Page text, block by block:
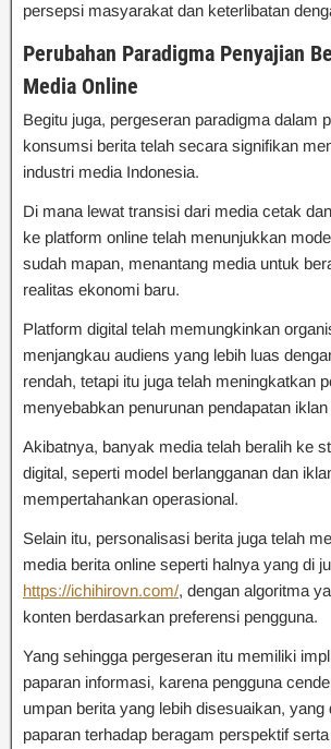
persepsi masyarakat dan keterlibatan
Perubahan Paradigma Penyajian
Media Online
Begitu juga, pergeseran paradigma dalam
konsumsi berita telah secara signifikan
industri media Indonesia.
Di mana lewat transisi dari media cetak
ke platform online telah menunjukkan
sudah mapan, menantang media untuk
realitas ekonomi baru.
Platform digital telah memungkinkan
menjangkau audiens yang lebih luas
rendah, tetapi itu juga telah meningkatkan
menyebabkan penurunan pendapatan
Akibatnya, banyak media telah beralih ke
digital, seperti model berlangganan dan
mempertahankan operasional.
Selain itu, personalisasi berita juga telah
media berita online seperti halnya yang di
https://ichihirovn.com/, dengan algoritma
konten berdasarkan preferensi pengguna.
Yang sehingga pergeseran itu memiliki
paparan informasi, karena pengguna
umpan berita yang lebih disesuaikan,
paparan terhadap beragam perspektif